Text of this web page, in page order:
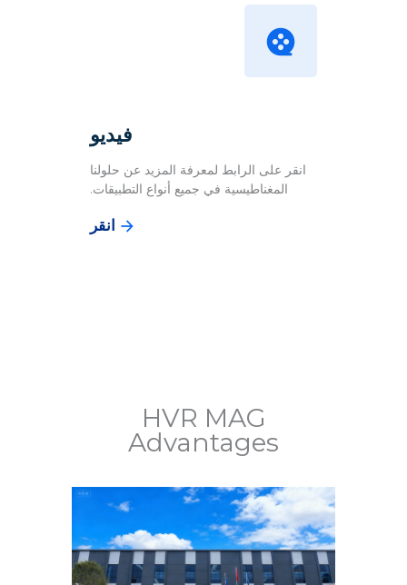
فيديو
انقر على الرابط لمعرفة المزيد عن حلولنا
المغناطيسية في جميع أنواع التطبيقات.
انقر
HVR MAG
Advantages